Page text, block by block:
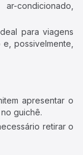
condicionado,
para viagens
possivelmente,
apresentar o
guichê.
retirar o